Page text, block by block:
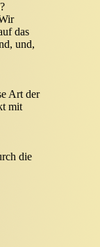
das
und,
Art der
mit
die